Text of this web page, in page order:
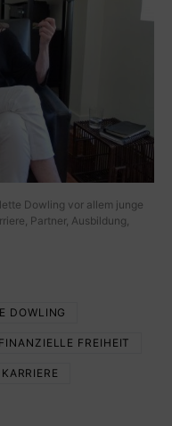
Dowling vor allem junge
Partner, Ausbildung,
DOWLING
FINANZIELLE FREIHEIT
KARRIERE